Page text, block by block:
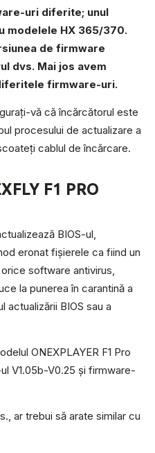
uri diferite; unul
modelele HX 365/370.
de firmware
dvs. Mai jos avem
firmware-uri.
vă că încărcătorul este
procesului de actualizare a
cablul de încărcare.
F1 PRO
BIOS-ul,
eronat fișierele ca fiind un
software antivirus,
la punerea în carantină a
BIOS sau a
ONEXPLAYER F1 Pro
V1.05b-V0.25 și firmware-
ar trebui să arate similar cu